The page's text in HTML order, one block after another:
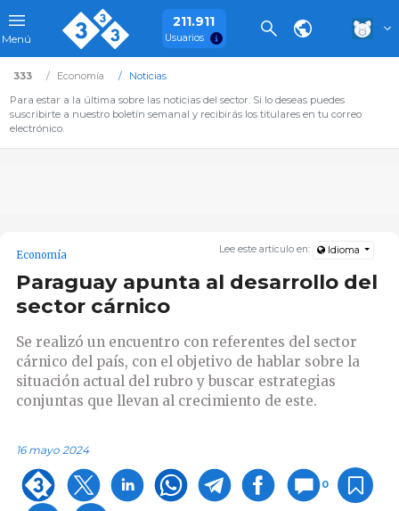
Menú
211.911
Usuarios
333 Economía
Noticias
Para estar a la última sobre las noticias del sector. Si lo deseas puedes
suscribirte a nuestro boletín semanal y recibirás los titulares en tu correo
electrónico.
Lee este artículo en: Idioma
Economía
Paraguay apunta al desarrollo del
sector cárnico
Se realizó un encuentro con referentes del sector
cárnico del país, con el objetivo de hablar sobre la
situación actual del rubro y buscar estrategias
conjuntas que llevan al crecimiento de este.
16 mayo 2024
0